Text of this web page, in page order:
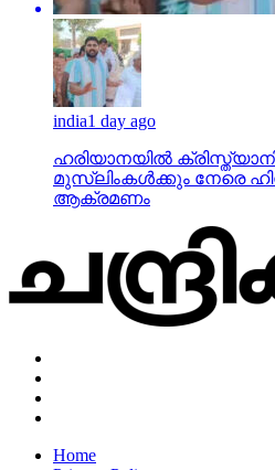
india1 day ago
ഹരിയാനയില്‍
മുസ്‌ലിംകള്‍ക്കും നേരെ
ആക്രമണം
Home